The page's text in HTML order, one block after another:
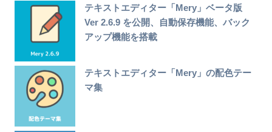
テキストエディター「Mery」ベータ版
Ver 2.6.9 を公開、自動保存機能、バック
アップ機能を搭載
テキストエディター「Mery」の配色テー
マ集